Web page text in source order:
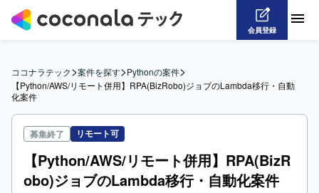
会員登録
ココナラテック>案件を探す>Pythonの案件>
【Python/AWS/リモート併用】RPA(BizRobo)ジョブのLambda移行・自動
化案件
募集終了 リモート可
【Python/AWS/リモート併用】RPA(BizR
obo)ジョブのLambda移行・自動化案件